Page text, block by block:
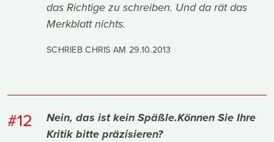
das Richtige zu schreiben. Und da rät das
Merkblatt nichts.
SCHRIEB CHRIS AM 29.10.2013
#12
Nein, das ist kein Späßle.Können Sie Ihre
Kritik bitte präzisieren?